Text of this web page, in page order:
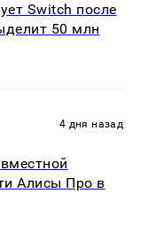
Switch после
50 млн
4 дня назад
Алисы Про в